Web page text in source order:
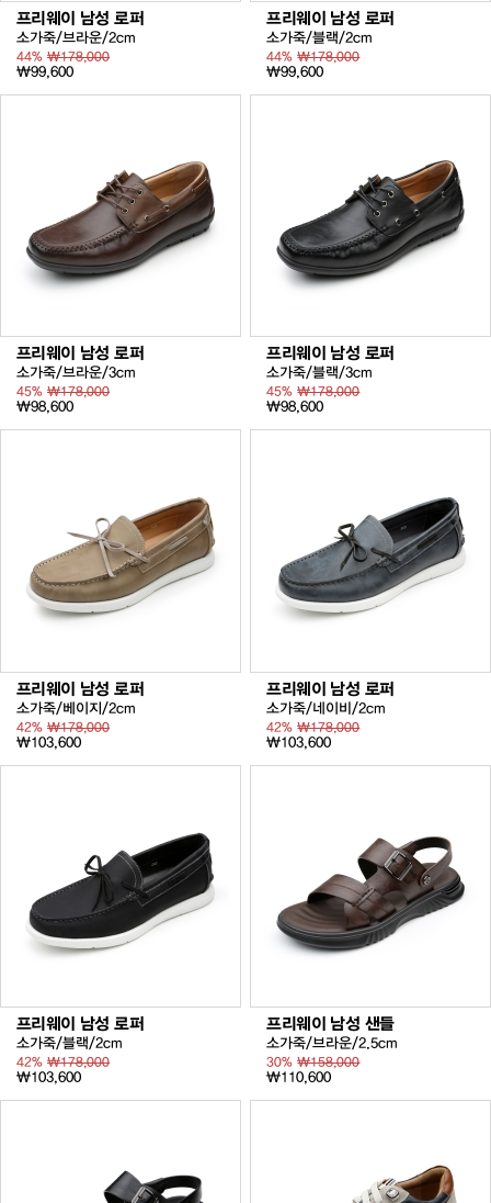
프리웨이 남성 로퍼
소가죽/브라운/2cm
44% ₩178,000
₩99,600
프리웨이 남성 로퍼
소가죽/블랙/2cm
44%₩178,000
₩99,600
프리웨이 남성 로퍼
소가죽/브라운/3cm
45% ₩178,000
₩98,600
프리웨이 남성 로퍼
소가죽/블랙/3cm
45%₩178,000
₩98,600
프리웨이 남성 로퍼
소가죽/베이지/2cm
42% ₩178,000
₩103,600
프리웨이 남성 로퍼
소가죽/네이비/2cm
42%₩178,000
₩103,600
프리웨이 남성 로퍼
소가죽/블랙/2cm
42% ₩178,000
₩103,600
프리웨이 남성 샌들
소가죽/브라운/2.5cm
30%₩158,000
₩110,600